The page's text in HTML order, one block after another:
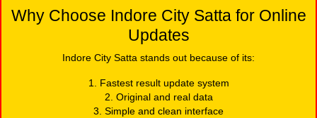
Why Choose Indore City Satta for Online
Updates
Indore City Satta stands out because of its:
1. Fastest result update system
2. Original and real data
3. Simple and clean interface